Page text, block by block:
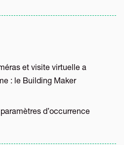
et visite virtuelle a
: le Building Maker
d’occurrence